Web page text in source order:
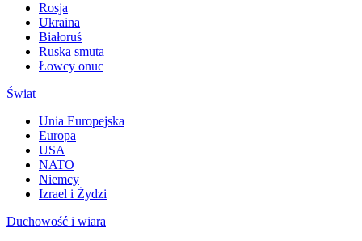
Rosja
Ukraina
Białoruś
Ruska smuta
Łowcy onuc
Świat
Unia Europejska
Europa
USA
NATO
Niemcy
Izrael i Żydzi
Duchowość i wiara